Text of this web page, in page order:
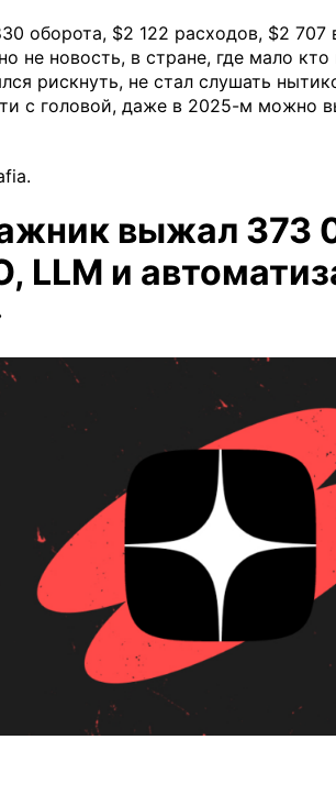
оборота, $2 122 расходов, $2 707
не новость, в стране, где мало
рискнуть, не стал слушать
с головой, даже в 2025-м можно
выжал 373
LLM и